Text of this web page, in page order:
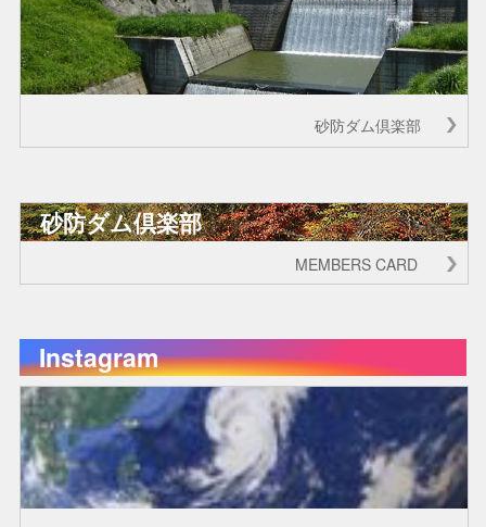
砂防ダム倶楽部
砂防ダム倶楽部
MEMBERS CARD
Instagram